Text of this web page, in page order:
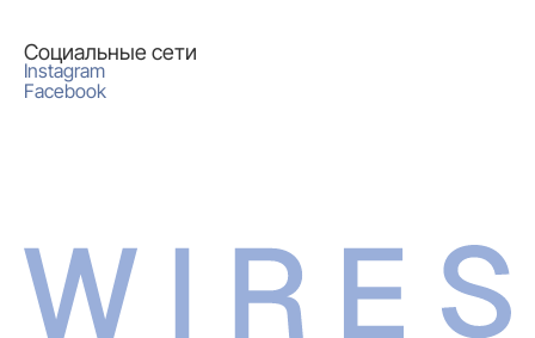
Социальные сети
Instagram
Facebook